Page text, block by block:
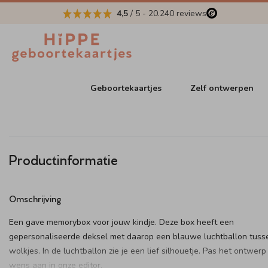
4,5 / 5 - 20.240 reviews
Geboortekaartjes Zelf ontwerpen
Productinformatie
Omschrijving
Een gave memorybox voor jouw kindje. Deze box heeft een
gepersonaliseerde deksel met daarop een blauwe luchtballon
wolkjes. In de luchtballon zie je een lief silhouetje. Pas het
wens aan in onze editor.